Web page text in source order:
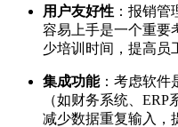
用户友好性 ：报销
容易上手是一个重要
少培训时间，提高员
集成功能：考虑软件
（如财务系统、
减少数据重复输入，